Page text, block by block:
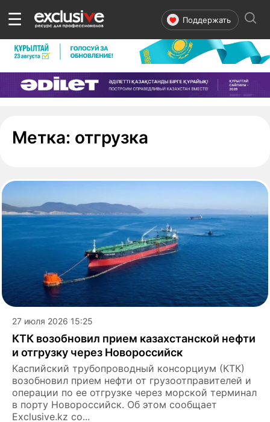
☰ Поддержать
Метка: отгрузка
27 июля 2026 15:25
КТК возобновил прием казахстанской нефти
и отгрузку через Новороссийск
Каспийский трубопроводный консорциум (КТК)
возобновил прием нефти от грузоотправителей и
операции по ее отгрузке через морской терминал
в порту Новороссийск. Об этом сообщает
Exclusive.kz со...